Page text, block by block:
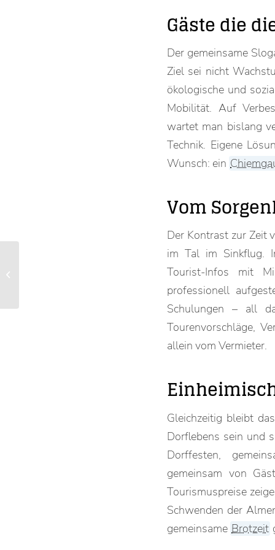
Gäste die
Der gemeinsame
Ziel sei nicht
ökologische und
Mobilität. Auf
wartet man bislang
Technik. Eigene
Wunsch: ein
Vom
Der Kontrast zur Zeit
im Tal im Sinkflug.
Tourist-Infos mit
professionell
Schulungen – all
Tourenvorschläge,
allein vom Vermieter.
Gleichzeitig bleibt
Dorflebens sein und
Dorffesten,
gemeinsam von
Tourismuspreise
Schwenden der
gemeinsame Brotzeit